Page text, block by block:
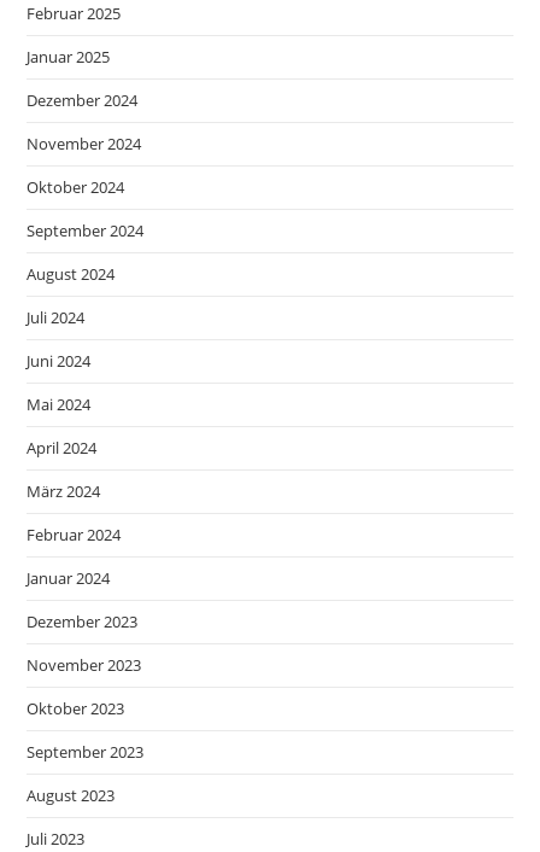
Februar 2025
Januar 2025
Dezember 2024
November 2024
Oktober 2024
September 2024
August 2024
Juli 2024
Juni 2024
Mai 2024
April 2024
März 2024
Februar 2024
Januar 2024
Dezember 2023
November 2023
Oktober 2023
September 2023
August 2023
Juli 2023